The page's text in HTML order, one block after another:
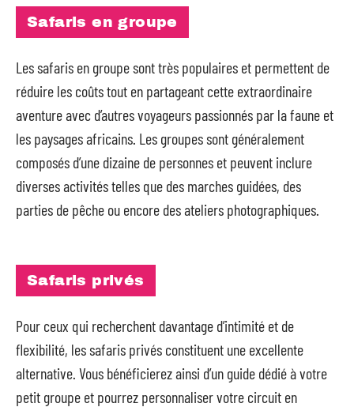
Safaris en groupe
Les safaris en groupe sont très populaires et permettent de
réduire les coûts tout en partageant cette extraordinaire
aventure avec d’autres voyageurs passionnés par la faune et
les paysages africains. Les groupes sont généralement
composés d’une dizaine de personnes et peuvent inclure
diverses activités telles que des marches guidées, des
parties de pêche ou encore des ateliers photographiques.
Safaris privés
Pour ceux qui recherchent davantage d’intimité et de
flexibilité, les safaris privés constituent une excellente
alternative. Vous bénéficierez ainsi d’un guide dédié à votre
petit groupe et pourrez personnaliser votre circuit en